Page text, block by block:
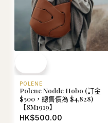
POLENE
Polene Nodde Hobo (訂金
$500，總售價為 $4,828)
【SM1919】
HK$500.00